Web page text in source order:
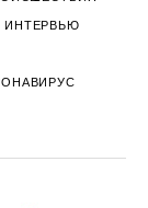
ИНТЕРВЬЮ